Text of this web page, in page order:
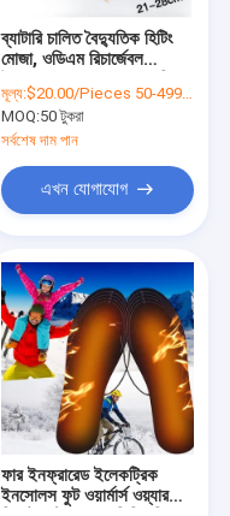
ব্যাটারি চালিত বৈদ্যুতিক হিটিং
মোজা, ওডিএম রিচার্জেবল
দৈর্ঘ্য
মূল্য:$20.00/Pieces 50-499 Pieces
MOQ:50 টুকরা
সর্বশেষ দাম পান
এখন যোগাযোগ
ফার ইনফ্রারেড ইলেকট্রিক
ইনসোলস ফুট ওয়ার্মার্স ওয়্যারলেস